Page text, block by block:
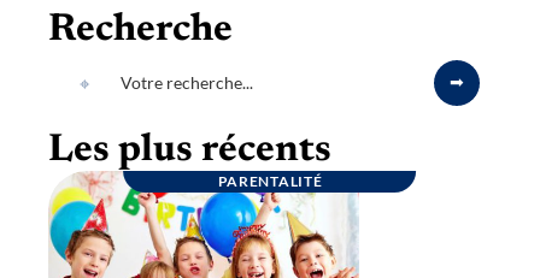
Recherche
Les plus récents
PARENTALITÉ